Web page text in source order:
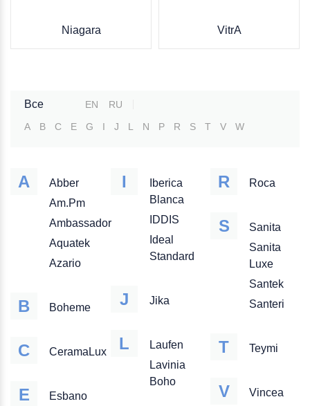
Niagara VitrA
Все EN
RU
A
B C E G I J L N P R S T V W
A
Abber
Am.Pm
Ambassador
Aquatek
Azario
B Boheme
C CeramaLux
E Esbano
I
Iberica
Blanca
IDDIS
Ideal
Standard
J Jika
L
Laufen
Lavinia
Boho
R Roca
S
Sanita
Sanita
Luxe
Santek
Santeri
T Teymi
V
Vincea